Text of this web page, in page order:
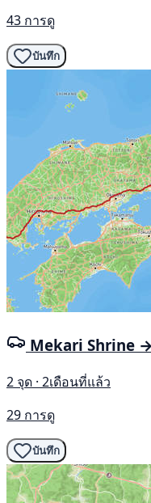
43 การดู
บันทึก
Mekari Shrine
2 จุด · 2เดือนที่แล้ว
29 การดู
บันทึก